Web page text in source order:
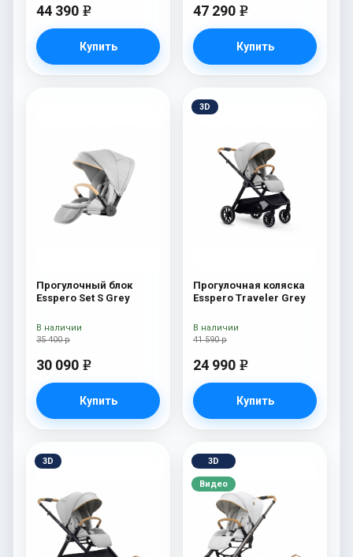
44 390 e
Купить
47 290 e
Купить
Прогулочный блок
Esspero Set S Grey
35 400 р
30 090 e
Купить
В наличии
3D
Прогулочная коляска
Esspero Traveler Grey
41 590 р
24 990 e
Купить
В наличии
3D 3D
Видео